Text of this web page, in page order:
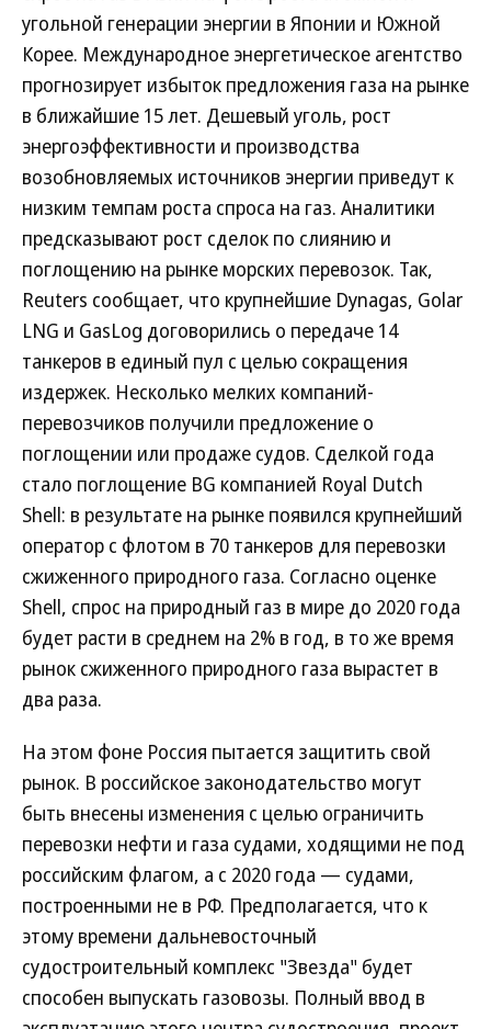
угольной генерации энергии в Японии и Южной
Корее. Международное энергетическое агентство
прогнозирует избыток предложения газа на рынке
в ближайшие 15 лет. Дешевый уголь, рост
энергоэффективности и производства
возобновляемых источников энергии приведут к
низким темпам роста спроса на газ. Аналитики
предсказывают рост сделок по слиянию и
поглощению на рынке морских перевозок. Так,
Reuters сообщает, что крупнейшие Dynagas, Golar
LNG и GasLog договорились о передаче 14
танкеров в единый пул с целью сокращения
издержек. Несколько мелких компаний-
перевозчиков получили предложение о
поглощении или продаже судов. Сделкой года
стало поглощение BG компанией Royal Dutch
Shell: в результате на рынке появился крупнейший
оператор с флотом в 70 танкеров для перевозки
сжиженного природного газа. Согласно оценке
Shell, спрос на природный газ в мире до 2020 года
будет расти в среднем на 2% в год, в то же время
рынок сжиженного природного газа вырастет в
два раза.
На этом фоне Россия пытается защитить свой
рынок. В российское законодательство могут
быть внесены изменения с целью ограничить
перевозки нефти и газа судами, ходящими не под
российским флагом, а с 2020 года — судами,
построенными не в РФ. Предполагается, что к
этому времени дальневосточный
судостроительный комплекс "Звезда" будет
способен выпускать газовозы. Полный ввод в